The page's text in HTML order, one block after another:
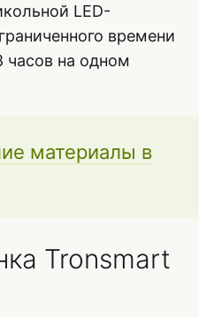
LED-
времени
часов на одном
материалы в
Tronsmart